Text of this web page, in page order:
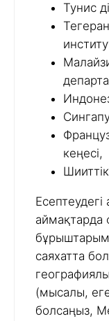
Тунис
кеңесі,
саяхатта
(мысалы,
болсаңыз,